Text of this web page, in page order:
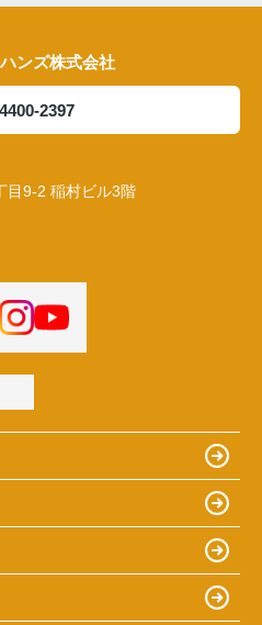
ンズ株式会社
2397
目9-2 稲村ビル3階